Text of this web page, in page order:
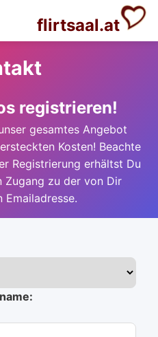
flirtsaal.at
registrieren!
gesamtes Angebot
Kosten! Beachte
Registrierung erhältst Du
Zugang zu der von Dir
Emailadresse.